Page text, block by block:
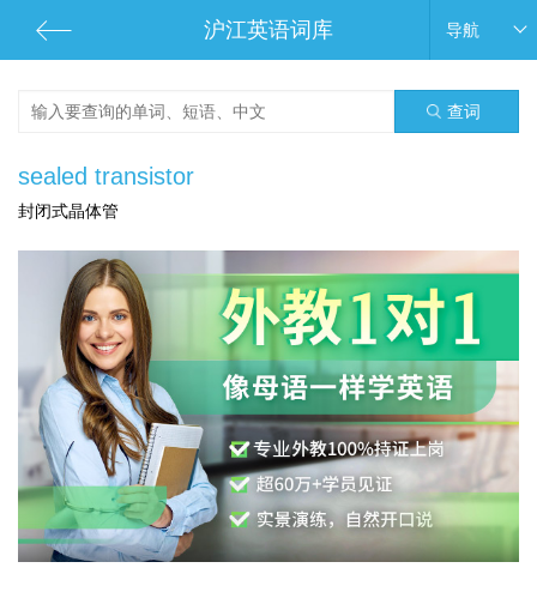
沪江英语词库 导航
查词
sealed transistor
封闭式晶体管